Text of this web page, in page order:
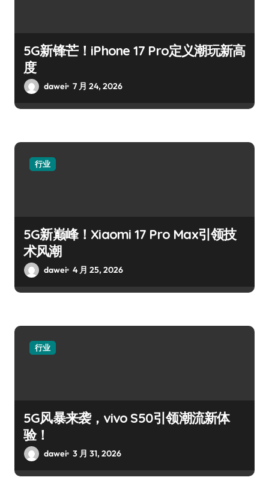
5G新锋芒！iPhone 17 Pro定义潮玩新高
度
dawei 7 月 24, 2026
行业
5G新巅峰！Xiaomi 17 Pro Max引领技
术风潮
dawei 4 月 25, 2026
行业
5G风暴来袭，vivo S50引领潮流新体
验！
dawei 3 月 31, 2026